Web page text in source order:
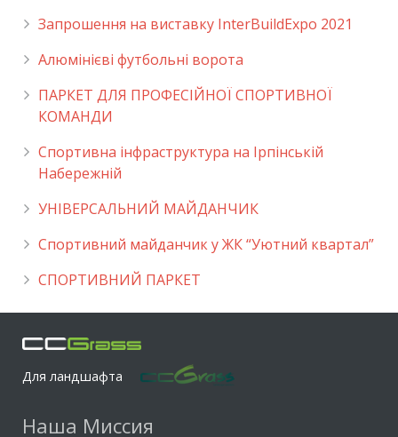
Запрошення на виставку InterBuildExpo 2021
Алюмінієві футбольні ворота
ПАРКЕТ ДЛЯ ПРОФЕСІЙНОЇ СПОРТИВНОЇ
КОМАНДИ
Спортивна інфраструктура на Ірпінській
Набережній
УНІВЕРСАЛЬНИЙ МАЙДАНЧИК
Cпортивний майданчик у ЖК “Уютний квартал”
СПОРТИВНИЙ ПАРКЕТ
Для ландшафта
Наша Миссия